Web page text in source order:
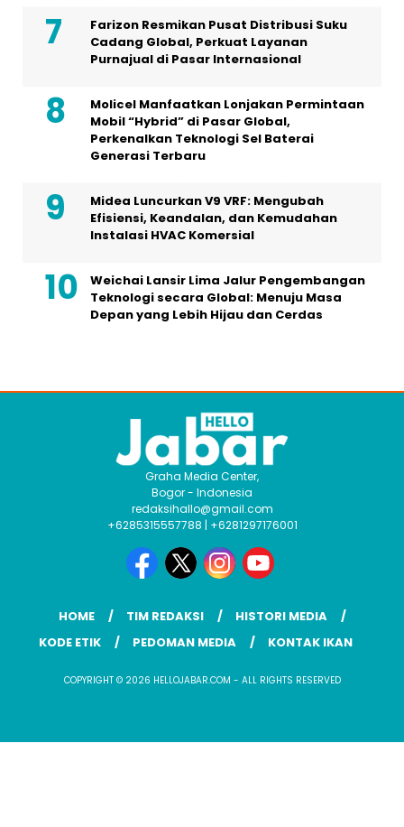
Farizon Resmikan Pusat Distribusi Suku
Cadang Global, Perkuat Layanan
Purnajual di Pasar Internasional
Molicel Manfaatkan Lonjakan Permintaan
Mobil “Hybrid” di Pasar Global,
Perkenalkan Teknologi Sel Baterai
Generasi Terbaru
Midea Luncurkan V9 VRF: Mengubah
Efisiensi, Keandalan, dan Kemudahan
Instalasi HVAC Komersial
Weichai Lansir Lima Jalur Pengembangan
Teknologi secara Global: Menuju Masa
Depan yang Lebih Hijau dan Cerdas
Graha Media Center,
Bogor - Indonesia
redaksihallo@gmail.com
+6285315557788 | +6281297176001
HOME TIM REDAKSI
HISTORI MEDIA
KODE ETIK
PEDOMAN MEDIA KONTAK IKAN
COPYRIGHT © 2026 HELLOJABAR.COM - ALL RIGHTS RESERVED